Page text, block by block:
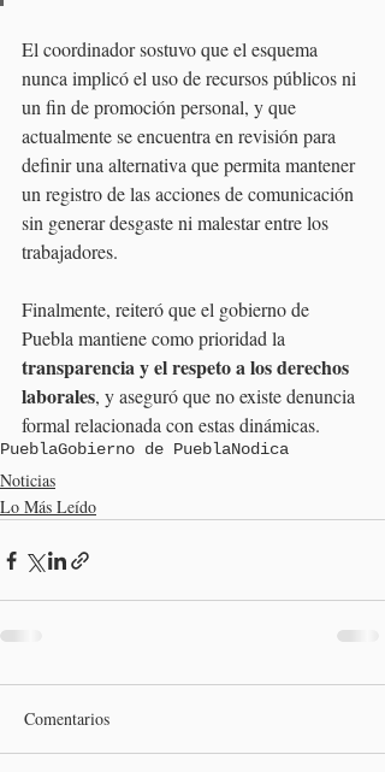
El coordinador sostuvo que el esquema
nunca implicó el uso de recursos públicos ni
un fin de promoción personal, y que
actualmente se encuentra en revisión para
definir una alternativa que permita mantener
un registro de las acciones de comunicación
sin generar desgaste ni malestar entre los
trabajadores.
Finalmente, reiteró que el gobierno de
Puebla mantiene como prioridad la
transparencia y el respeto a los derechos
laborales, y aseguró que no existe denuncia
formal relacionada con estas dinámicas.
PueblaGobierno de PueblaNodica
Noticias
Lo Más Leído
Comentarios